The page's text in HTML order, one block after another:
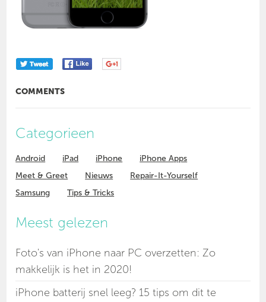
COMMENTS
Categorieen
Android iPad iPhone
iPhone Apps
Meet & Greet
Nieuws
Repair-It-Yourself
Samsung
Tips & Tricks
Meest gelezen
Foto's van iPhone naar PC overzetten: Zo
makkelijk is het in 2020!
iPhone batterij snel leeg? 15 tips om dit te